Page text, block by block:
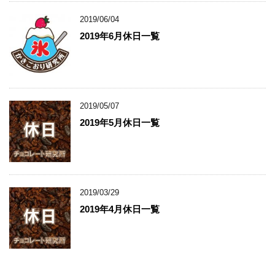
2019/06/04
2019年6月休日一覧
2019/05/07
2019年5月休日一覧
2019/03/29
2019年4月休日一覧